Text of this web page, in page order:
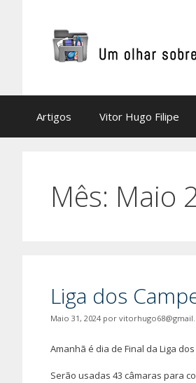
Artigos Vitor Hugo Filipe
Mês: Maio
Liga dos
Maio 31, 2024 por
Amanhã é dia de Final da Liga
Serão usadas 43 câmaras para